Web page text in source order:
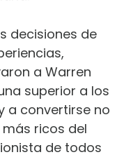
decisiones de
a Warren
superior a los
a convertirse no
ricos del
de todos